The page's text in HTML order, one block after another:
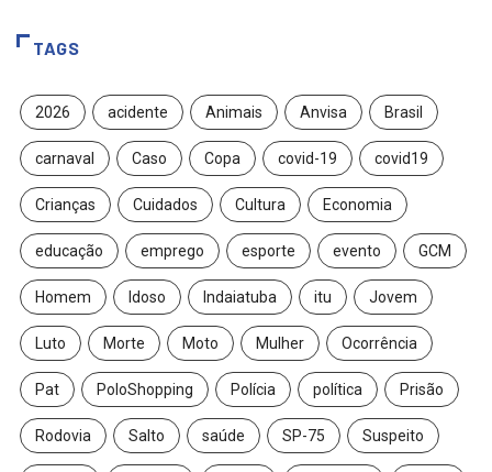
TAGS
2026 acidente Animais Anvisa Brasil
carnaval Caso Copa covid-19 covid19
Crianças Cuidados Cultura Economia
educação emprego esporte evento GCM
Homem Idoso Indaiatuba itu Jovem
Luto Morte Moto Mulher Ocorrência
Pat PoloShopping Polícia política Prisão
Rodovia Salto saúde SP-75 Suspeito